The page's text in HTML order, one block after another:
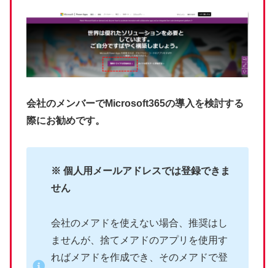
会社のメンバーでMicrosoft365の導入を検討する
際にお勧めです。
※ 個人用メールアドレスでは登録できま
せん
会社のメアドを使えない場合、推奨はし
ませんが、捨てメアドのアプリを使用す
ればメアドを作成でき、そのメアドで登